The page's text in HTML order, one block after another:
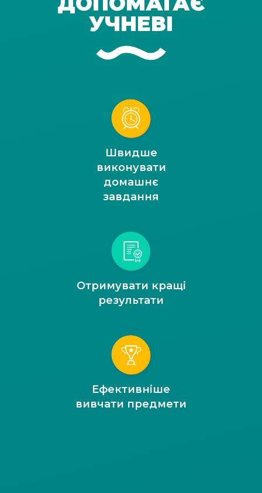
УЧНЕВІ
Швидше
виконувати
домашнє
завдання
Отримувати кращі
результати
Ефективніше
вивчати предмети